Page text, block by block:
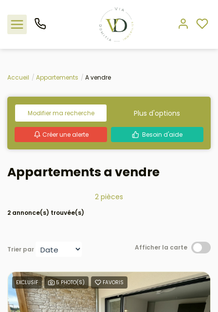
Nos offres
L'agence
Rejoindre le groupement
Estimation
Avis clients
Accueil Appartements A vendre
Modifier ma recherche Plus d'options
Créer une alerte Besoin d'aide
Appartements a vendre
2 pièces
2 annonce(s) trouvée(s)
Trier par Afficher la carte
EXCLUSIF 5 PHOTO(S) FAVORIS